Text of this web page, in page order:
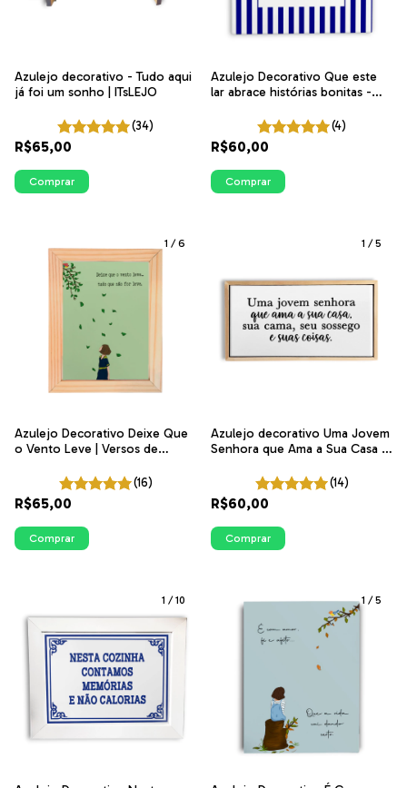
Azulejo decorativo - Tudo aqui
já foi um sonho | ITsLEJO
(34)
R$65,00
Comprar
Azulejo Decorativo Que este
lar abrace histórias bonitas -
(4)
R$60,00
Comprar
1 /6
Azulejo Decorativo Deixe Que
o Vento Leve | Versos de
(16)
R$65,00
Comprar
1 /5
Azulejo decorativo Uma Jovem
Senhora que Ama a Sua Casa -
(14)
R$60,00
Comprar
1 /10 1 /5